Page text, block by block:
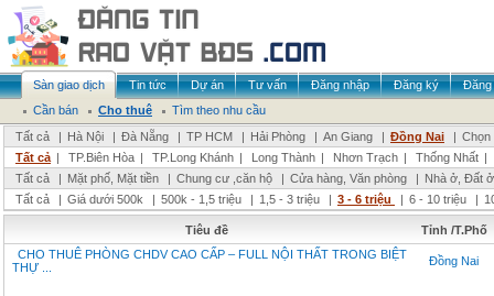
Sàn giao dịch Tin tức Dự án Tư vấn Đăng nhập Đăng ký
Đăng
Cần bán
Cho thuê
Tìm theo nhu cầu
Tất cả
| Hà Nội | Đà Nẵng | TP HCM | Hải Phòng | An Giang | Đồng Nai | Chọn
Tất cả | TP.Biên Hòa | TP.Long Khánh | Long Thành | Nhơn Trạch | Thống Nhất |
Tất cả
| Mặt phố, Mặt tiền | Chung cư ,căn hộ | Cửa hàng, Văn phòng | Nhà ở, Đất ở
Tất cả
| Giá dưới 500k | 500k - 1,5 triệu | 1,5 - 3 triệu | 3 - 6 triệu | 6 - 10 triệu |
Tiêu đề
Tỉnh /T.Phố
CHO THUÊ PHÒNG CHDV CAO CẤP – FULL NỘI THẤT TRONG BIỆT
THỰ ...
Đồng Nai